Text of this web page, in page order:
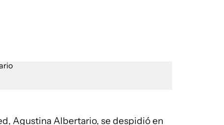
Agustina Albertario, se despidió en